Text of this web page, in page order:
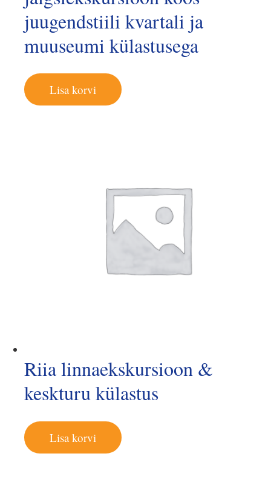
juugendstiili kvartali ja
muuseumi külastusega
Lisa korvi
Riia linnaekskursioon &
keskturu külastus
Lisa korvi